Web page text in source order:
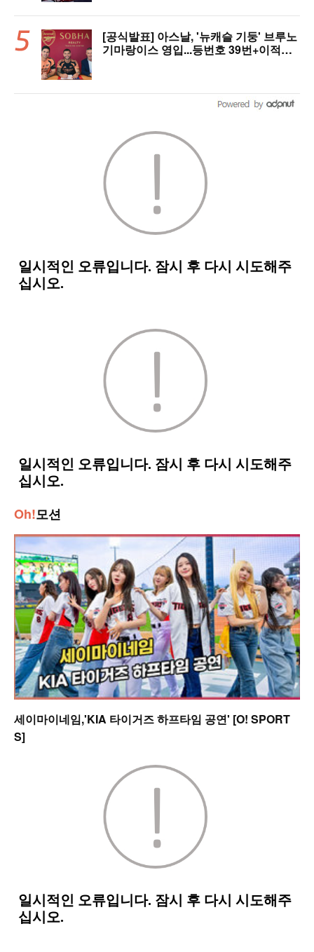
[공식발표] 아스날, '뉴캐슬 기둥' 브루노
기마랑이스 영입...등번호 39번+이적료
Oh!모션
세이마이네임,'KIA 타이거즈 하프타임 공연' [O! SPORT
S]